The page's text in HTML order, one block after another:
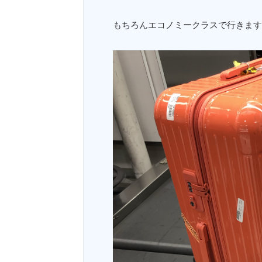
もちろんエコノミークラスで行きま